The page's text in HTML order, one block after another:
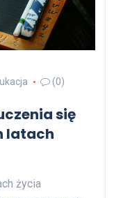
(0)
się
latach
życia